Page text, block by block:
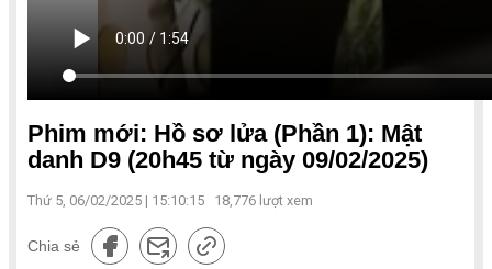
Phim mới: Hồ sơ lửa (Phần 1): Mật
danh D9 (20h45 từ ngày 09/02/2025)
Thứ 5, 06/02/2025 | 15:10:15 18,776 lượt xem
Chia sẻ